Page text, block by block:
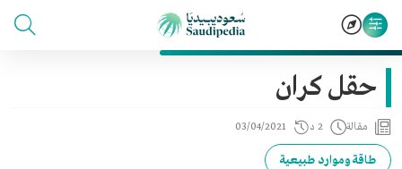
حقل كران
مقالة 2 د 03/04/2021
طاقة وموارد طبيعية